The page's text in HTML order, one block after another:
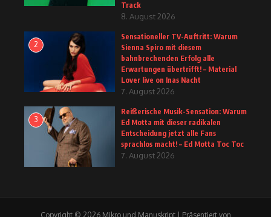
Track
8. August 2026
2
Sensationeller TV-Auftritt: Warum
Sienna Spiro mit diesem
bahnbrechenden Erfolg alle
Erwartungen übertrifft! – Material
Lover live on Inas Nacht
7. August 2026
3
Reißerische Musik-Sensation: Warum
Ed Motta mit dieser radikalen
Entscheidung jetzt alle Fans
sprachlos macht! – Ed Motta Toc Toc
7. August 2026
Copyright © 2026 Mikro und Manuskript | Präsentiert von